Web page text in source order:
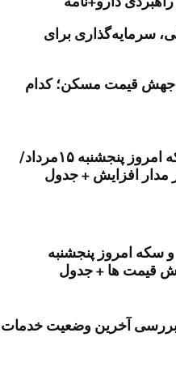
سرمایه‌گذاری برای
جهش قیمت مسکن؛ کدام
قیمت طلا و سکه امروز پنجشنبه ۱۵مرداد/
مدار افزایش + جدول
و سکه امروز پنجشنبه
بررسی آخرین وضعیت خدمات